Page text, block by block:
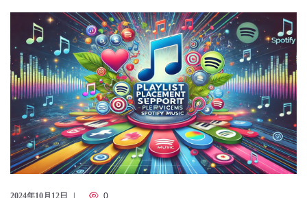
2024年10月12日 0